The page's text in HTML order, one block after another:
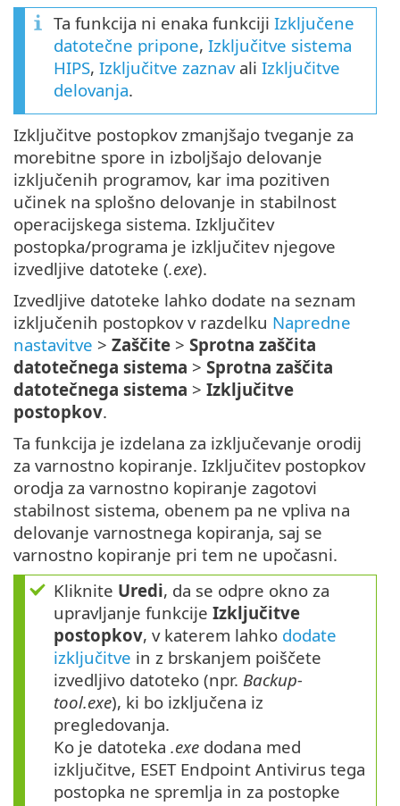
Ta funkcija ni enaka funkciji Izključene
datotečne pripone, Izključitve sistema
HIPS, Izključitve zaznavali Izključitve
delovanja.
Izključitve postopkov zmanjšajo tveganje za
morebitne spore in izboljšajo delovanje
izključenih programov, kar ima pozitiven
učinek na splošno delovanje in stabilnost
operacijskega sistema. Izključitev
postopka/programa je izključitev njegove
izvedljive datoteke (.exe).
Izvedljive datoteke lahko dodate na seznam
izključenih postopkov v razdelku Napredne
nastavitve > Zaščite > Sprotna zaščita
datotečnega sistema > Sprotna zaščita
datotečnega sistema > Izključitve
postopkov.
Ta funkcija je izdelana za izključevanje orodij
za varnostno kopiranje. Izključitev postopkov
orodja za varnostno kopiranje zagotovi
stabilnost sistema, obenem pa ne vpliva na
delovanje varnostnega kopiranja, saj se
varnostno kopiranje pri tem ne upočasni.
Kliknite Uredi, da se odpre okno za
upravljanje funkcije Izključitve
postopkov, v katerem lahko dodate
izključitve in z brskanjem poiščete
izvedljivo datoteko (npr. Backup-
tool.exe), ki bo izključena iz
pregledovanja.
Ko je datoteka .exe dodana med
izključitve, ESET Endpoint Antivirus tega
postopka ne spremlja in za postopke